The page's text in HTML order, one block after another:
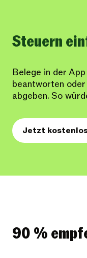
Steuern
Belege in der
beantworten
abgeben. So
Jetzt
90 %